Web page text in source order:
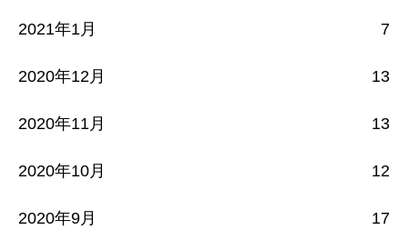
2021年1月 7
2020年12月 13
2020年11月 13
2020年10月 12
2020年9月 17